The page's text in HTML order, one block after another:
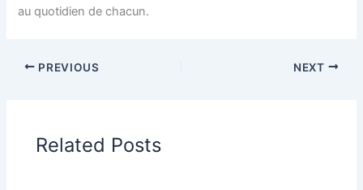
au quotidien de chacun.
PREVIOUS NEXT
Related Posts